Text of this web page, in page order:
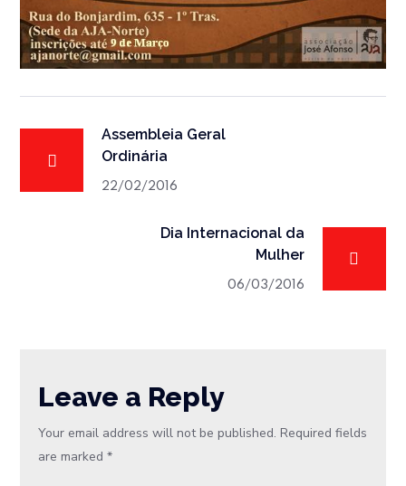
Assembleia Geral
Ordinária
22/02/2016
Dia Internacional da
Mulher
06/03/2016
Leave a Reply
Your email address will not be published. Required fields
are marked*